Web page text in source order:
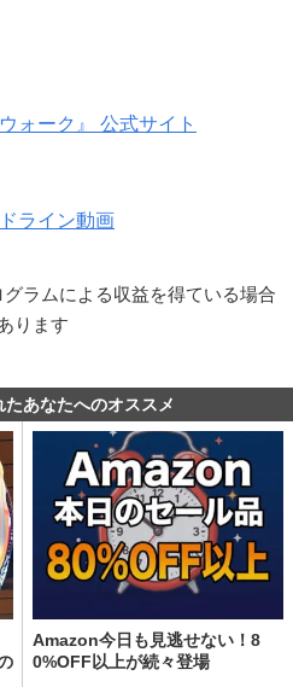
ォーク』 公式サイト
ライン動画
ラムによる収益を得ている場合
ります
あなたへのオススメ
Amazon今日も見逃せない！8
0%OFF以上が続々登場